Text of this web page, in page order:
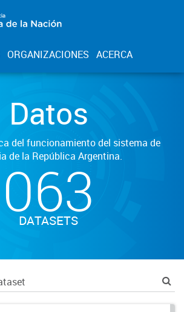
ORGANIZACIONES ACERCA
Datos
del funcionamiento del sistema de
de la República Argentina.
063
DATASETS